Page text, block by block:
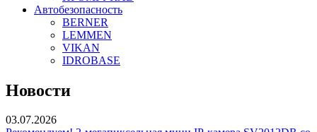
Автобезопасность
BERNER
LEMMEN
VIKAN
IDROBASE
Новости
03.07.2026